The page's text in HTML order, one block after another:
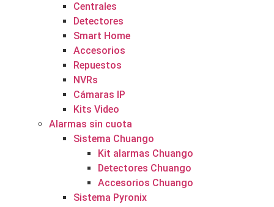
Centrales
Detectores
Smart Home
Accesorios
Repuestos
NVRs
Cámaras IP
Kits Video
Alarmas sin cuota
Sistema Chuango
Kit alarmas Chuango
Detectores Chuango
Accesorios Chuango
Sistema Pyronix